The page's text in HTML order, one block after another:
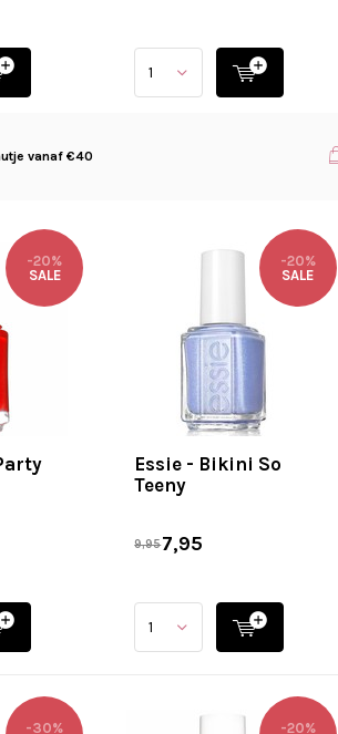
vanaf €40
-20%
SALE
Essie - Bikini So
Teeny
-20%
SALE
9,957,95
-30%
-20%